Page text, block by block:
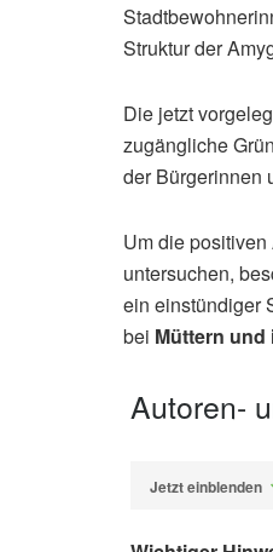
Struktur der
Die jetzt
zugängliche
der Bürgerinnen
Um die
untersuchen,
ein einstündiger
bei Müttern
Autoren-
Jetzt einblenden